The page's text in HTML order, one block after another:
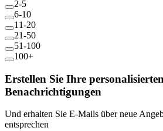
2-5
6-10
11-20
21-50
51-100
100+
Erstellen Sie Ihre personalisierten
Benachrichtigungen
Und erhalten Sie E-Mails über neue
entsprechen